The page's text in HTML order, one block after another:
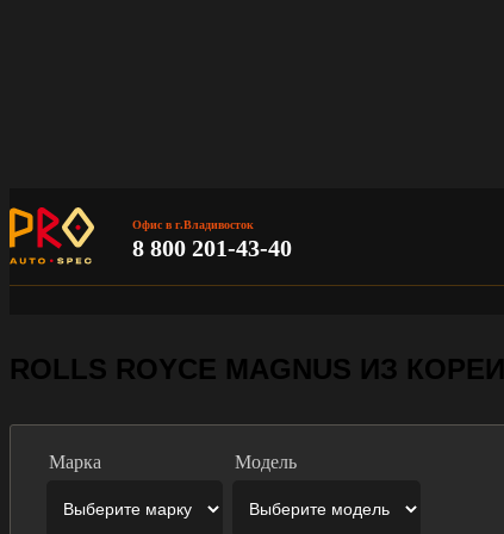
Офис в г.Владивосток
8 800 201-43-40
ROLLS ROYCE MAGNUS ИЗ КОРЕИ
Марка Модель